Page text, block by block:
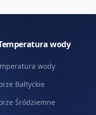
wody
wody
Bałtyckie
Śródziemne